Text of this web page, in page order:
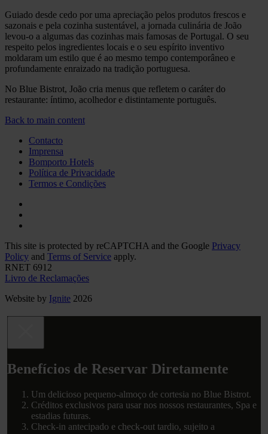
Guiado desde cedo por uma apreciação pelos produtos frescos e
sazonais e pela cozinha sustentável, a jornada culinária de João
levou-o a algumas das cozinhas mais famosas de Portugal. O seu
respeito pelos ingredientes locais e o seu espírito inventivo
moldaram um estilo que é ao mesmo tempo contemporâneo e
profundamente enraizado na tradição portuguesa.
No Blue Bistrot, João cria menus que refletem o caráter do
restaurante: íntimo, acolhedor e distintamente português.
Back to main content
Contacto
Imprensa
Bomporto Hotels
Política de Privacidade
Termos e Condições
This site is protected by reCAPTCHA and the Google Privacy
Policy and Terms of Service apply.
RNET 6912
Livro de Reclamações
Website by Ignite 2026
Benefícios de Reservar Diretamente
Um delicioso pequeno-almoço de cortesia no Blue Bistrot.
Créditos exclusivos para usar nos nossos restaurantes, Spa e
estadias futuras.
Check-in antecipado e check-out tardio, sujeito a